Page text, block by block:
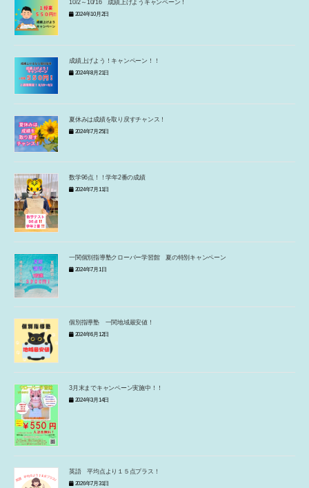
10/2～10/16 成績上げようキャンペーン！
2024年10月2日
成績上げよう！キャンペーン！！
2024年8月21日
夏休みは成績を取り戻すチャンス！
2024年7月25日
数学96点！！学年2番の成績
2024年7月11日
一関個別指導塾クローバー学習館 夏の特別キャンペーン
2024年7月1日
個別指導塾 一関地域最安値！
2024年6月12日
3月末までキャンペーン実施中！！
2024年3月14日
英語 平均点より１５点プラス！
2026年7月31日